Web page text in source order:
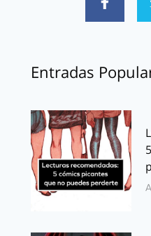
Entradas